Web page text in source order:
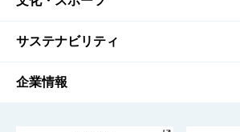
商品発売情報
栄養成分一覧
キャンペーン
工場見学
文化・スポーツTOP
サントリーホール
サステナビリティ
サステナビリティTOP
企業情報